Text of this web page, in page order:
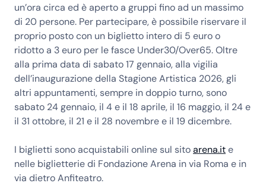
un’ora circa ed è aperto a gruppi fino ad un massimo
di 20 persone. Per partecipare, è possibile riservare il
proprio posto con un biglietto intero di 5 euro o
ridotto a 3 euro per le fasce Under30/Over65. Oltre
alla prima data di sabato 17 gennaio, alla vigilia
dell’inaugurazione della Stagione Artistica 2026, gli
altri appuntamenti, sempre in doppio turno, sono
sabato 24 gennaio, il 4 e il 18 aprile, il 16 maggio, il 24 e
il 31 ottobre, il 21 e il 28 novembre e il 19 dicembre.
I biglietti sono acquistabili online sul sitoarena.ite
nelle biglietterie di Fondazione Arena in via Roma e in
via dietro Anfiteatro.